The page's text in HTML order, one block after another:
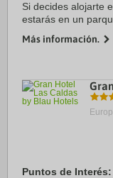
Si decides alojarte
estarás en un
de Plaza de
Más información.
Puntos de Interés: